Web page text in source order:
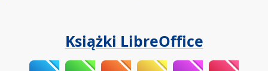
Książki LibreOffice